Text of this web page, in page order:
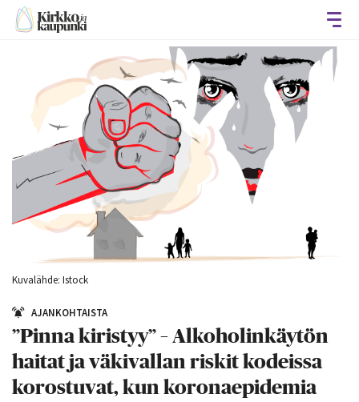
Kuvalähde: Istock
AJANKOHTAISTA
”Pinna kiristyy” – Alkoholinkäytön
haitat ja väkivallan riskit kodeissa
korostuvat, kun koronaepidemia